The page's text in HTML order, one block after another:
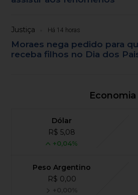
Justiça Há 14 horas
Moraes nega pedido para
receba filhos no Dia dos
Economia
Dólar
R$ 5,08
+0,04%
Peso Argentino
R$ 0,00
+0,00%